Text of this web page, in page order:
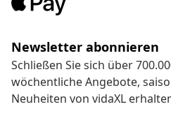
Newsletter abonnieren
Schließen Sie sich über
wöchentliche Angebote,
Neuheiten von vidaXL